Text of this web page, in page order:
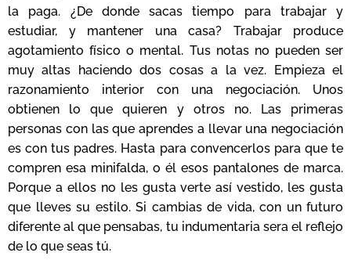
la paga. ¿De donde sacas tiempo para trabajar y
estudiar, y mantener una casa? Trabajar produce
agotamiento físico o mental. Tus notas no pueden ser
muy altas haciendo dos cosas a la vez. Empieza el
razonamiento interior con una negociación. Unos
obtienen lo que quieren y otros no. Las primeras
personas con las que aprendes a llevar una negociación
es con tus padres. Hasta para convencerlos para que te
compren esa minifalda, o él esos pantalones de marca.
Porque a ellos no les gusta verte así vestido, les gusta
que lleves su estilo. Si cambias de vida, con un futuro
diferente al que pensabas, tu indumentaria sera el reflejo
de lo que seas tú.